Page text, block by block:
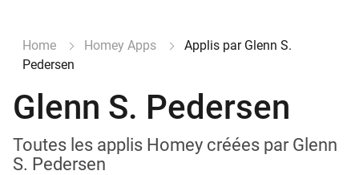
Home Homey Apps
Applis par Glenn S.
Pedersen
Glenn S. Pedersen
Toutes les applis Homey créées par Glenn
S. Pedersen